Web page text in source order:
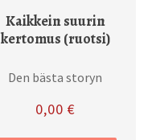
Kaikkein suurin
kertomus (ruotsi)
Den bästa storyn
0,00 €